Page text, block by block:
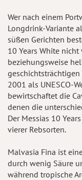
Wer nach einem
Longdrink-Variante
süßen Gerichten
10 Years White
beziehungsweise
2001 als UNESCO-
bewirtschaftet die
denen die
Der Messias 10
vierer Rebsorten.
Malvasia Fina ist
durch wenig Säure
während tropische